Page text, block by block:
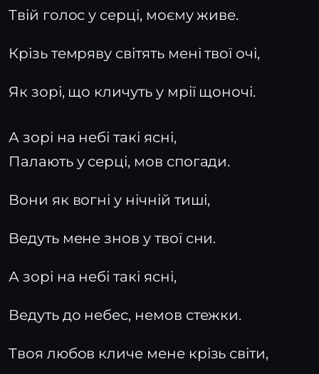
Твій голос у серці, моєму живе.
Крізь темряву світять мені твої очі,
Як зорі, що кличуть у мрії щоночі.
А зорі на небі такі ясні,
Палають у серці, мов спогади.
Вони як вогні у нічній тиші,
Ведуть мене знов у твої сни.
А зорі на небі такі ясні,
Ведуть до небес, немов стежки.
Твоя любов кличе мене крізь світи,